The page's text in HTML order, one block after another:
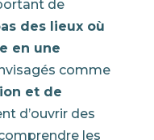
de
des lieux où
en une
comme
et de
d’ouvrir des
les